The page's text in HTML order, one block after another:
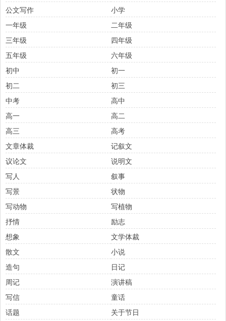
公文写作
小学
一年级
二年级
三年级
四年级
五年级
六年级
初中
初一
初二
初三
中考
高中
高一
高二
高三
高考
文章体裁
记叙文
议论文
说明文
写人
叙事
写景
状物
写动物
写植物
抒情
励志
想象
文学体裁
散文
小说
造句
日记
周记
演讲稿
写信
童话
话题
关于节日